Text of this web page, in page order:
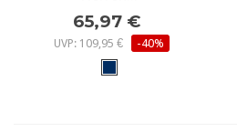
65,97 €
UVP: 109,95 € -40%